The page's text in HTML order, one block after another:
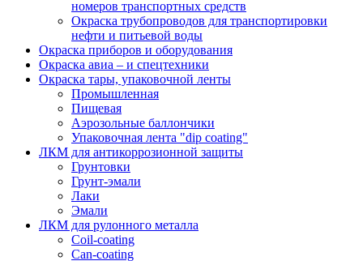
номеров транспортных средств
Окраска трубопроводов для транспортировки
нефти и питьевой воды
Окраска приборов и оборудования
Окраска авиа – и спецтехники
Окраска тары, упаковочной ленты
Промышленная
Пищевая
Аэрозольные баллончики
Упаковочная лента "dip coating"
ЛКМ для антикоррозионной защиты
Грунтовки
Грунт-эмали
Лаки
Эмали
ЛКМ для рулонного металла
Coil-coating
Can-coating